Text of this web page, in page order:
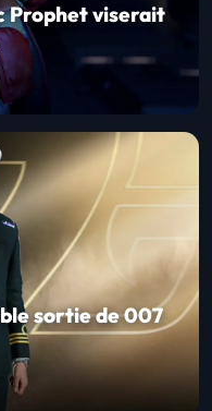
Prophet viserait
sortie de 007